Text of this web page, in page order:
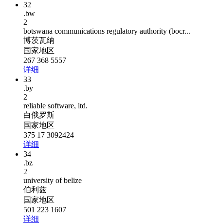
32
.bw
2
botswana communications regulatory authority (bocr...
博茨瓦纳
国家地区
267 368 5557
详细
33
.by
2
reliable software, ltd.
白俄罗斯
国家地区
375 17 3092424
详细
34
.bz
2
university of belize
伯利兹
国家地区
501 223 1607
详细